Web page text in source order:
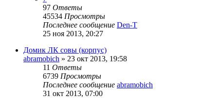
97 Ответы
45534 Просмотры
Последнее сообщение Den-T
25 ноя 2013, 20:27
Домик ЛК совы (корпус)
abramobich » 23 окт 2013, 19:58
11 Ответы
6739 Просмотры
Последнее сообщение abramobich
31 окт 2013, 07:00